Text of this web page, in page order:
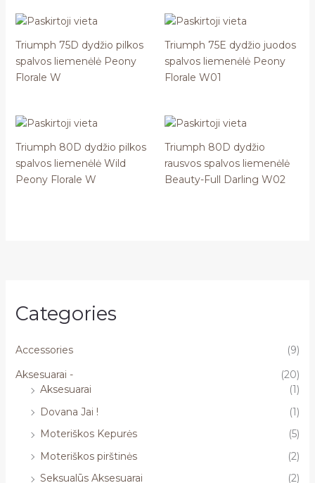
Categories
Accessories
(9)
Aksesuarai -
(20)
Aksesuarai
(1)
Dovana Jai !
(1)
Moteriškos Kepurės
(5)
Moteriškos pirštinės
(2)
Seksualūs Aksesuarai
(2)
Triumph 75D dydžio pilkos
spalvos liemenėlė Peony
Florale W
Triumph 75E dydžio juodos
spalvos liemenėlė Peony
Florale W01
Triumph 80D dydžio pilkos
spalvos liemenėlė Wild
Peony Florale W
Triumph 80D dydžio
rausvos spalvos liemenėlė
Beauty-Full Darling W02